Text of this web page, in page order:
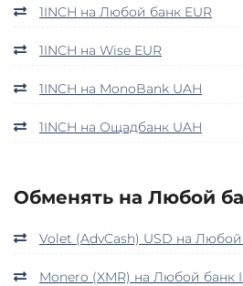
1INCH на Любой банк EUR
1INCH на Wise EUR
1INCH на MonoBank UAH
1INCH на Ощадбанк UAH
Обменять на Любой
Volet (AdvCash) USD на
Monero (XMR) на Любой банк